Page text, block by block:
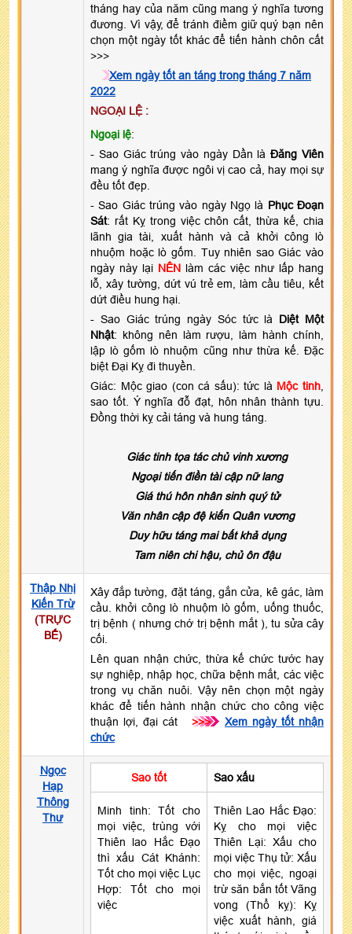
tháng hay của năm cũng mang ý nghĩa tương
đương. Vì vậy, để tránh điềm giữ quý bạn nên
chọn một ngày tốt khác để tiến hành chôn cất
>>>
Xem ngày tốt an táng trong tháng 7 năm
2022
NGOẠI LỆ :
Ngoại lệ:
- Sao Giác trúng vào ngày Dần làĐăng Viên
mang ý nghĩa được ngôi vị cao cả, hay mọi sự
đều tốt đẹp.
- Sao Giác trúng vào ngày Ngọ là Phục Đoạn
Sát: rất Kỵ trong việc chôn cất, thừa kế, chia
lãnh gia tài, xuất hành và cả khởi công lò
nhuộm hoặc lò gốm. Tuy nhiên sao Giác vào
ngày này lại NÊN làm các việc như lấp hang
lỗ, xây tường, dứt vú trẻ em, làm cầu tiêu, kết
dứt điều hung hại.
- Sao Giác trúng ngày Sóc tức là Diệt Một
Nhật: không nên làm rượu, làm hành chính,
lập lò gốm lò nhuộm cũng như thừa kế. Đặc
biệt Đại Kỵ đi thuyền.
Giác: Mộc giao (con cá sấu): tức là Mộc tinh
sao tốt. Ý nghĩa đỗ đạt, hôn nhân thành tựu.
Đồng thời kỵ cải táng và hung táng.
Giác tinh tọa tác chủ vinh xương
Ngoại tiến điền tài cập nữ lang
Giá thú hôn nhân sinh quý tử
Văn nhân cập đệ kiến Quân vương
Duy hữu táng mai bất khả dụng
Tam niên chi hậu, chủ ôn đậu
Thập Nhị
Kiến Trừ
(TRỰC
BẾ)
Xây đắp tường, đặt táng, gắn cửa, kê gác, làm
cầu. khởi công lò nhuộm lò gốm, uống thuốc,
trị bệnh ( nhưng chớ trị bệnh mắt ), tu sửa cây
cối.
Lên quan nhận chức, thừa kế chức tước hay
sự nghiệp, nhập học, chữa bệnh mắt, các việc
trong vụ chăn nuôi. Vậy nên chọn một ngày
khác để tiến hành nhận chức cho công việc
thuận lợi, đại cát
>>>
Xem ngày tốt nhận
chức
Ngọc
Hạp
Thông
Thư
Sao tốt Sao xấu
Minh tinh: Tốt cho
mọi việc, trùng với
Thiên lao Hắc Đạo
thì xấu Cát Khánh:
Tốt cho mọi việc Lục
Hợp: Tốt cho mọi
việc
Thiên Lao Hắc Đạo:
Kỵ cho mọi việc
Thiên Lại: Xấu cho
mọi việc Thụ tử: Xấu
cho mọi việc, ngoại
trừ săn bắn tốt Vãng
vong (Thổ kỵ): Kỵ
việc xuất hành, giá